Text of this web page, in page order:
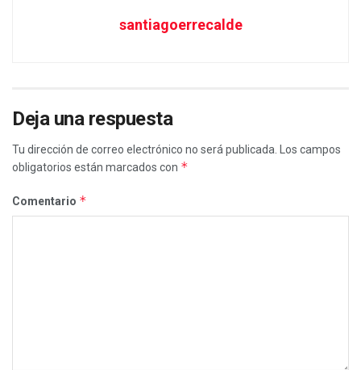
santiagoerrecalde
Deja una respuesta
Tu dirección de correo electrónico no será publicada.
Los campos
obligatorios están marcados con *
Comentario *